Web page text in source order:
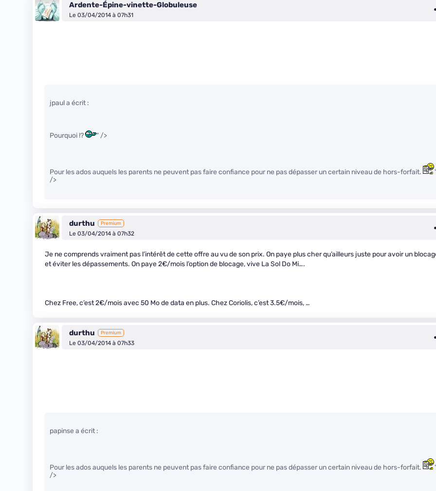
Ardente-Épine-vinette-Globuleuse
Le 03/04/2014 à 07h31
jpaul a écrit :
Pourquoi !? " />
Pour les ados auquels les parents ne peuvent pas faire confiance pour ne pas dépasser un certain niveau de hors-forfait.
/>
durthu Premium
Le 03/04/2014 à 07h32
Je ne comprends vraiment pas l’intérêt de cette offre au vu de son prix. On paye plus cher qu’ailleurs juste pour avoir un
et éviter les dépassements. On paye 2€/mois l’option de blocage, vive La Sol Do Mi….
Chez Free, c’est 2€/mois avec 50 Mo de data en plus. Chez Coriolis, c’est 3.5€/mois, …
durthu Premium
Le 03/04/2014 à 07h33
papinse a écrit :
Pour les ados auquels les parents ne peuvent pas faire confiance pour ne pas dépasser un certain niveau de hors-forfait.
/>